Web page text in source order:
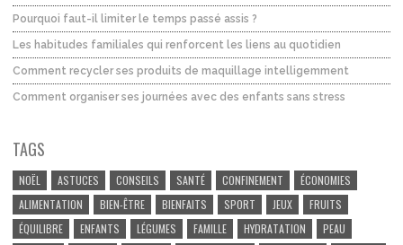
Pourquoi faut-il limiter le temps passé assis ?
Les habitudes familiales qui renforcent les liens au quotidien
Comment recycler ses produits de maquillage intelligemment
Comment organiser ses journées avec des enfants sans stress
TAGS
NOËL ASTUCES CONSEILS SANTÉ CONFINEMENT
ÉCONOMIES
ALIMENTATION
BIEN-ÊTRE BIENFAITS SPORT JEUX
FRUITS
ÉQUILIBRE
ENFANTS LÉGUMES FAMILLE HYDRATATION PEAU